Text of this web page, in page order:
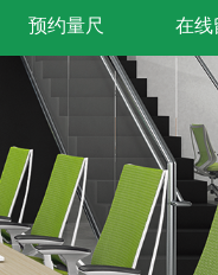
预约量尺 在线